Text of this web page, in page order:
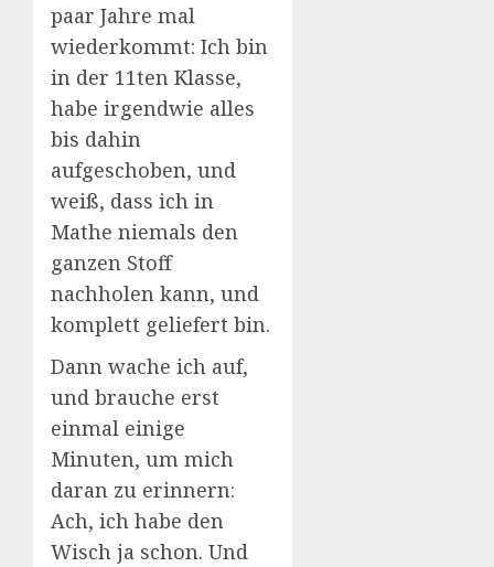
paar Jahre mal
wiederkommt: Ich bin
in der 11ten Klasse,
habe irgendwie alles
bis dahin
aufgeschoben, und
weiß, dass ich in
Mathe niemals den
ganzen Stoff
nachholen kann, und
komplett geliefert bin.
Dann wache ich auf,
und brauche erst
einmal einige
Minuten, um mich
daran zu erinnern:
Ach, ich habe den
Wisch ja schon. Und